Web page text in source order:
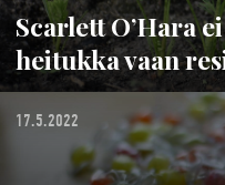
Scarlett O’Hara
heitukka vaan
17.5.2022